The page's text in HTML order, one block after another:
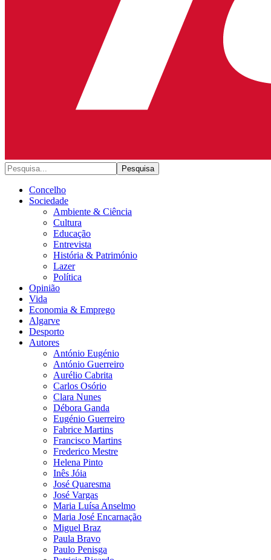
Concelho
Sociedade
Ambiente & Ciência
Cultura
Educação
Entrevista
História & Património
Lazer
Política
Opinião
Vida
Economia & Emprego
Algarve
Desporto
Autores
António Eugénio
António Guerreiro
Aurélio Cabrita
Carlos Osório
Clara Nunes
Débora Ganda
Eugénio Guerreiro
Fabrice Martins
Francisco Martins
Frederico Mestre
Helena Pinto
Inês Jóia
José Quaresma
José Vargas
Maria Luísa Anselmo
Maria José Encarnação
Miguel Braz
Paula Bravo
Paulo Penisga